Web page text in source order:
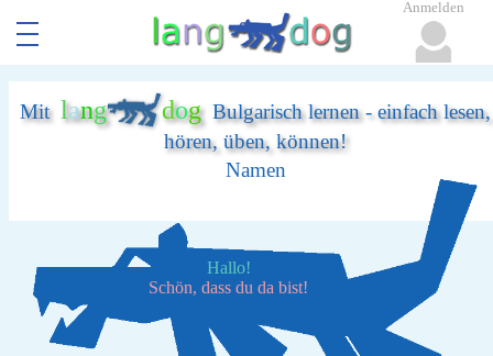
Mit lang dogBulgarisch lernen - einfach lesen,
hören, üben, können!
Namen
Hallo!
Schön, dass du da bist!
Anmelden